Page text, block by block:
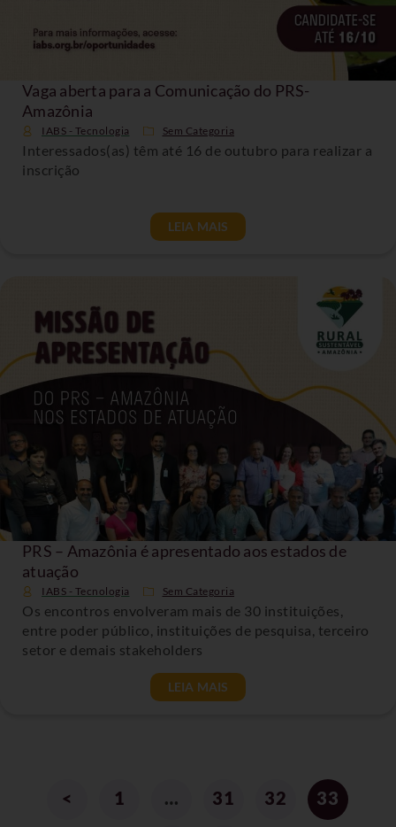
Vaga aberta para a Comunicação do PRS-
Amazônia
IABS - Tecnologia Sem Categoria
Interessados(as) têm até 16 de outubro para realizar a
inscrição
LEIA MAIS
PRS – Amazônia é apresentado aos estados de
atuação
IABS - Tecnologia Sem Categoria
Os encontros envolveram mais de 30 instituições,
entre poder público, instituições de pesquisa, terceiro
setor e demais stakeholders
LEIA MAIS
< 1 … 31 32 33